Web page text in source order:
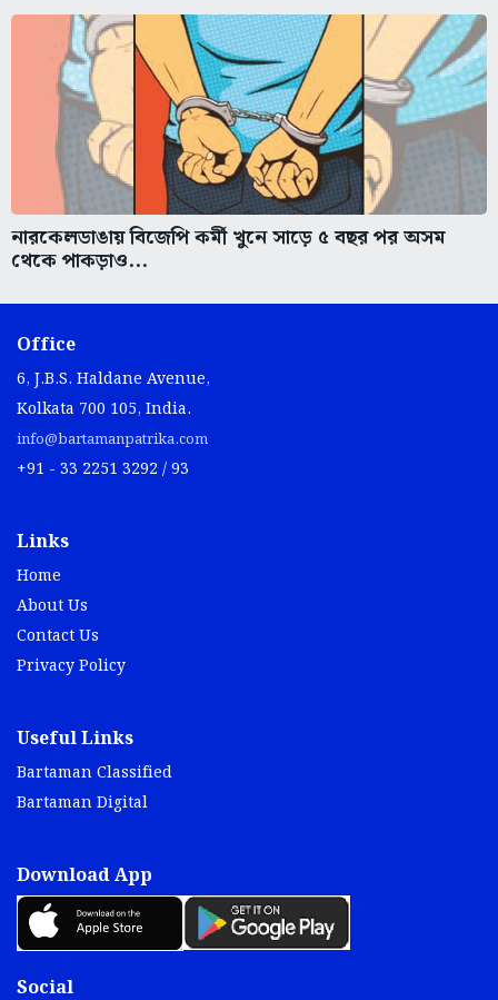
নারকেলডাঙায় বিজেপি কর্মী খুনে সাড়ে ৫ বছর পর অসম
থেকে পাকড়াও...
Office
6, J.B.S. Haldane Avenue,
Kolkata 700 105, India.
info@bartamanpatrika.com
+91 - 33 2251 3292 / 93
Links
Home
About Us
Contact Us
Privacy Policy
Useful Links
Bartaman Classified
Bartaman Digital
Download App
Social